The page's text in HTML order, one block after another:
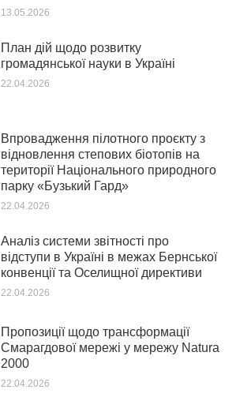
13.05.2026
План дій щодо розвитку
громадянської науки в Україні
22.04.2026
Впровадження пілотного проєкту з
відновлення степових біотопів на
території Національного природного
парку «Бузький Гард»
22.04.2026
Аналіз системи звітності про
відступи в Україні в межах Бернської
конвенції та Оселищної директиви
22.04.2026
Пропозиції щодо трансформації
Смарагдової мережі у мережу Natura
2000
22.04.2026